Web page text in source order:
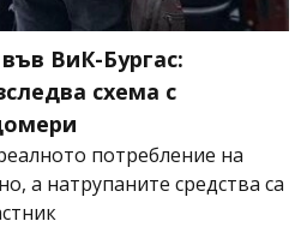
ВиК-Бургас:
схема с
потребление на
а натрупаните средства са